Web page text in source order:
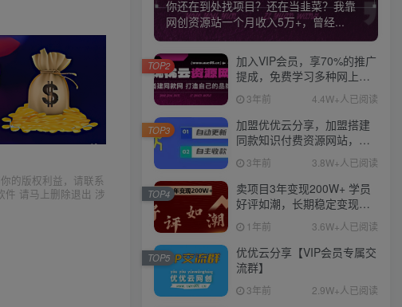
的版权利益，请联系
件 请马上删除退出 涉
你还在到处找项目？还在当韭菜？我靠
网创资源站一个月收入5万+，曾经...
加入VIP会员，享70%的推广
提成，免费学习多种网上创
业课程，菜鸟秒变大神！
3年前 4.4W+人已阅读
TOP2
加盟优优云分享，加盟搭建
同款知识付费资源网站，实
现长期稳定被动收入~
3年前 3.8W+人已阅读
TOP3
卖项目3年变现200W+ 学员
好评如潮，长期稳定变现，
可以一直干到老！
1年前 3.6W+人已阅读
TOP4
优优云分享【VIP会员专属交
流群】
3年前 2.9W+人已阅读
TOP5